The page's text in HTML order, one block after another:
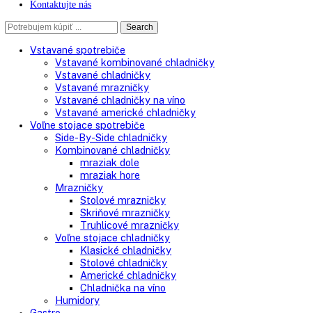
0Items
O spoločnosti
Kontaktujte nás
Search
Vstavané spotrebiče
Vstavané kombinované chladničky
Vstavané chladničky
Vstavané mrazničky
Vstavané chladničky na víno
Vstavané americké chladničky
Voľne stojace spotrebiče
Side-By-Side chladničky
Kombinované chladničky
mraziak dole
mraziak hore
Mrazničky
Stolové mrazničky
Skriňové mrazničky
Truhlicové mrazničky